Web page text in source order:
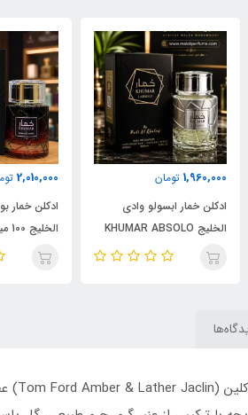
1,960,000 تومان
ادکلن خمار ابسولو وادی
الخلیج KHUMAR ABSOLO
حجم 100 میل | مشابه اورجینال
2,010,000
ادکلن خمار
اورجینال